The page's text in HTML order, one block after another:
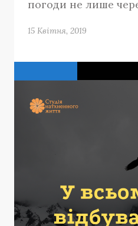
погоди не лише
15 Квітня, 2019